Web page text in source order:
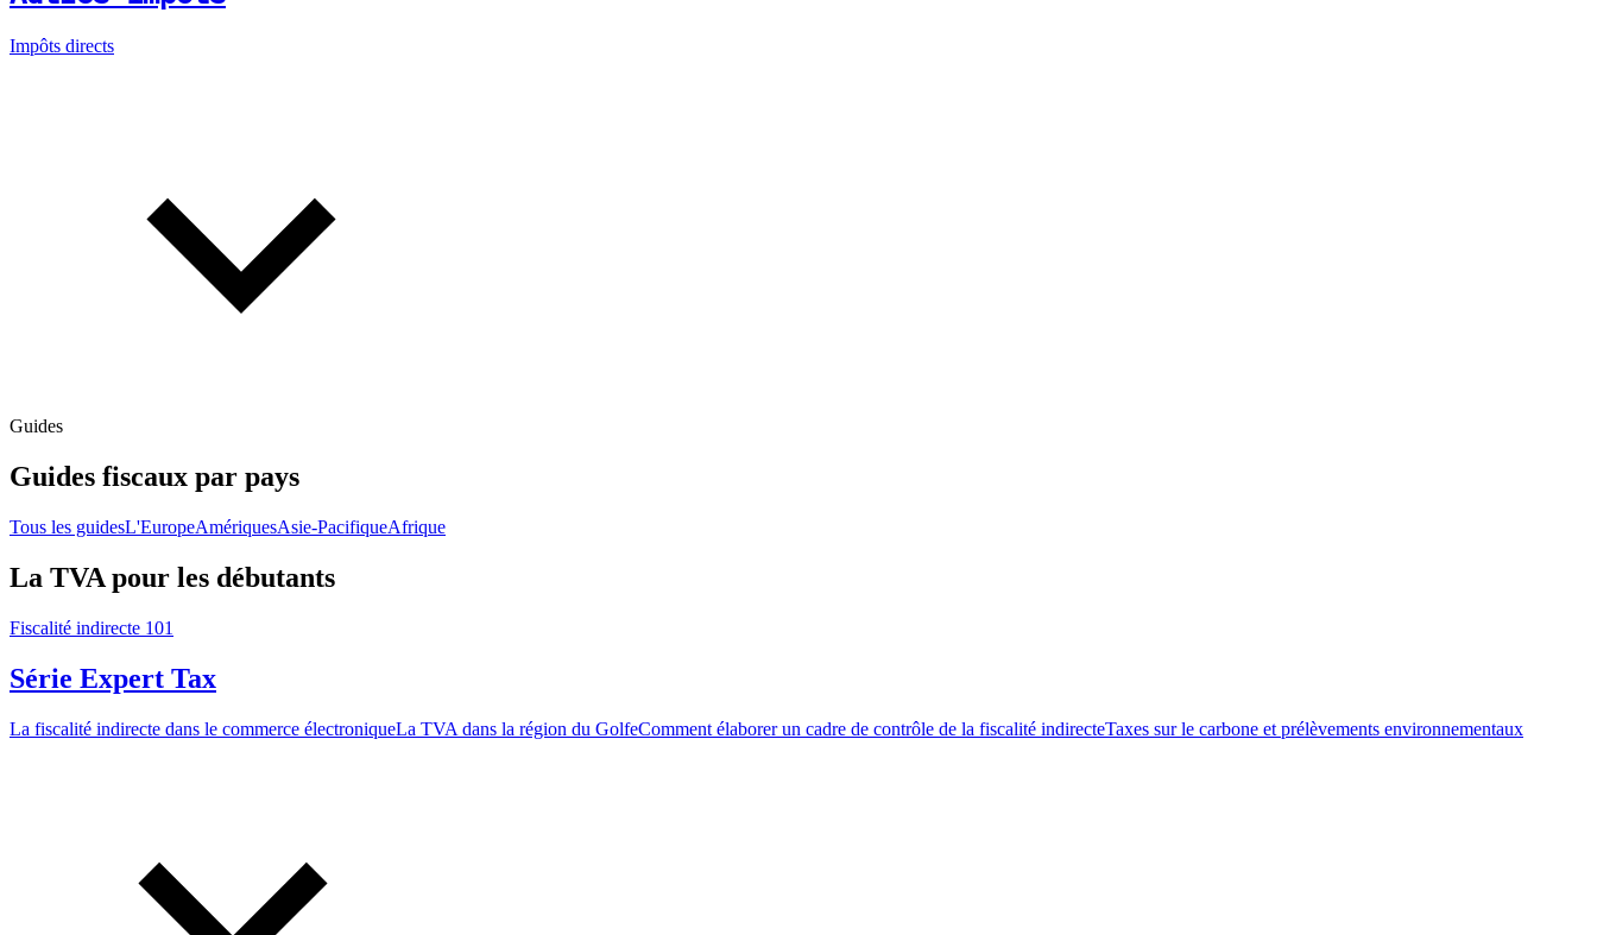
Impôts directs
Guides
Guides fiscaux par pays
Tous les guidesL'EuropeAmériquesAsie-PacifiqueAfrique
La TVA pour les débutants
Fiscalité indirecte 101
Série Expert Tax
La fiscalité indirecte dans le commerce électroniqueLa TVA dans la région du GolfeComment élaborer un cadre de contrôle de la fiscalité indirecteTaxes sur le carbone et prélèvements environnementaux